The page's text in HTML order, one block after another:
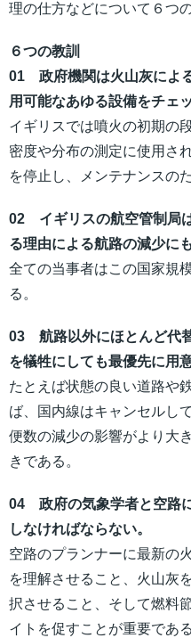
理の仕方などについて６つ
６つの教訓
01 政府機関は火山灰によ
用可能なあゆる設備をチェ
イギリスでは噴火の初期の
密度や分布の測定に使用さ
を停止し、メンテナンスの
02 イギリスの航空管制局
る理由による航路の減少に
全ての当事者はこの国家規
る。
03 航路以外にほとんど代
を犠牲にしても最優先に用
たとえば状態の良い道路や
ば、国内線はキャンセルし
便数の減少の影響がより大
きである。
04 政府の気象学者と空路
しなければならない。
空路のプランナーに最新の
を理解させること、火山灰
択させること、そして燃料
イトを促すことが重要である